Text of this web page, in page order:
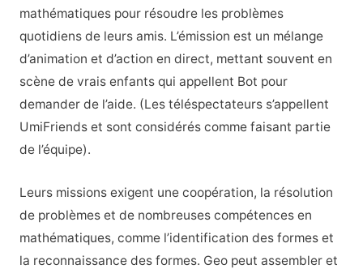
mathématiques pour résoudre les problèmes
quotidiens de leurs amis. L’émission est un mélange
d’animation et d’action en direct, mettant souvent en
scène de vrais enfants qui appellent Bot pour
demander de l’aide. (Les téléspectateurs s’appellent
UmiFriends et sont considérés comme faisant partie
de l’équipe).
Leurs missions exigent une coopération, la résolution
de problèmes et de nombreuses compétences en
mathématiques, comme l’identification des formes et
la reconnaissance des formes. Geo peut assembler et